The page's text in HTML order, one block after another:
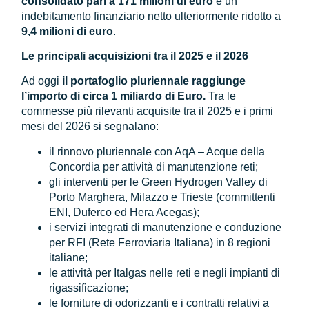
indebitamento finanziario netto ulteriormente ridotto a
9,4 milioni di euro.
Le principali acquisizioni tra il 2025 e il 2026
Ad oggi il portafoglio pluriennale raggiunge
l’importo di circa 1 miliardo di Euro. Tra le
commesse più rilevanti acquisite tra il 2025 e i primi
mesi del 2026 si segnalano:
il rinnovo pluriennale con AqA – Acque della
Concordia per attività di manutenzione reti;
gli interventi per le Green Hydrogen Valley di
Porto Marghera, Milazzo e Trieste (committenti
ENI, Duferco ed Hera Acegas);
i servizi integrati di manutenzione e conduzione
per RFI (Rete Ferroviaria Italiana) in 8 regioni
italiane;
le attività per Italgas nelle reti e negli impianti di
rigassificazione;
le forniture di odorizzanti e i contratti relativi a